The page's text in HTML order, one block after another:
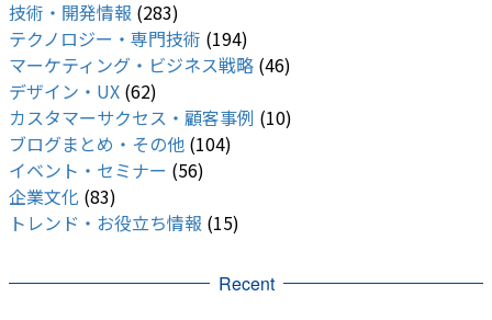
技術・開発情報 (283)
テクノロジー・専門技術 (194)
マーケティング・ビジネス戦略 (46)
デザイン・UX (62)
カスタマーサクセス・顧客事例 (10)
ブログまとめ・その他 (104)
イベント・セミナー (56)
企業文化 (83)
トレンド・お役立ち情報 (15)
Recent